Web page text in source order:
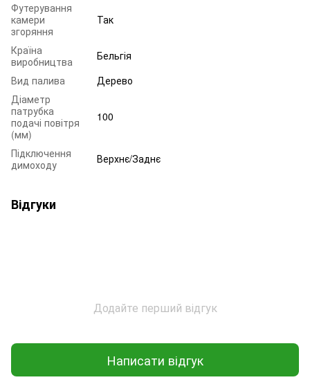
Футерування
камери
згоряння
Так
Країна
виробництва
Бельгія
Вид палива
Дерево
Діаметр
патрубка
подачі повітря
(мм)
100
Підключення
димоходу
Верхнє/Заднє
Відгуки
Додайте перший відгук
Написати відгук